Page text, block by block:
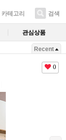
카테고리 검색
관심상품
Recent
0